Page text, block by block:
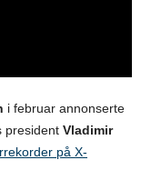
i februar annonserte
president Vladimir
på X-